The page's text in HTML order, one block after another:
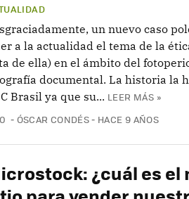
un nuevo caso
a la actualidad el tema de la
de ella) en el ámbito del
documental. La historia la
Brasil ya que su... LEER MÁS »
0 COMENTARIOS
ÓSCAR CONDÉS HACE 9 AÑOS
¿cuál es el